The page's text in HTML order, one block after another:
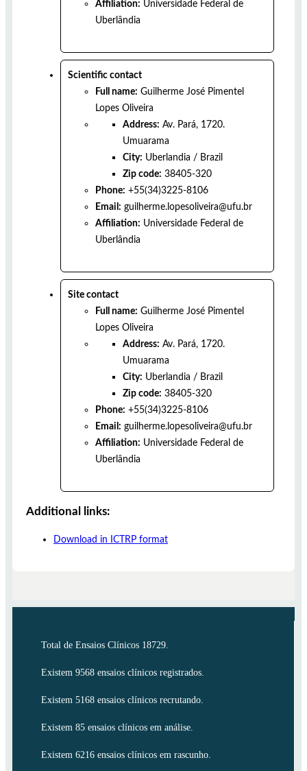
Affiliation: Universidade Federal de
Uberlândia
Scientific contact
Full name: Guilherme José Pimentel
Lopes Oliveira
Address: Av. Pará, 1720.
Umuarama
City: Uberlandia / Brazil
Zip code: 38405-320
Phone: +55(34)3225-8106
Email: guilherme.lopesoliveira@ufu.br
Affiliation: Universidade Federal de
Uberlândia
Site contact
Full name: Guilherme José Pimentel
Lopes Oliveira
Address: Av. Pará, 1720.
Umuarama
City: Uberlandia / Brazil
Zip code: 38405-320
Phone: +55(34)3225-8106
Email: guilherme.lopesoliveira@ufu.br
Affiliation: Universidade Federal de
Uberlândia
Additional links:
Download in ICTRP format
Total de Ensaios Clínicos 18729.
Existem 9568 ensaios clínicos registrados.
Existem 5168 ensaios clínicos recrutando.
Existem 85 ensaios clínicos em análise.
Existem 6216 ensaios clínicos em rascunho.